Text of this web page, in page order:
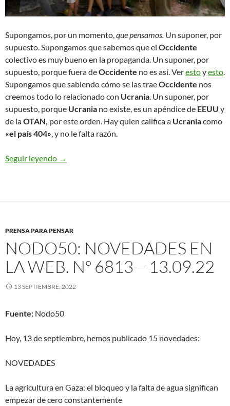
Supongamos, por un momento, que pensamos. Un suponer, por
supuesto. Supongamos que sabemos que el Occidente
colectivo es muy bueno en la propaganda. Un suponer, por
supuesto, porque fuera deOccidente no es así. Verestoyesto
Supongamos que sabiendo cómo se las traeOccidente nos
creemos todo lo relacionado con Ucrania . Un suponer, por
supuesto, porque Ucrania no existe, es un apéndice de EEUU y
de laOTAN, por este orden. Hay quien califica a Ucraniacomo
«el país 404» , y no le falta razón.
Seguir leyendo El lince. Un suponer
→
PRENSA PARA PENSAR
NODO50: NOVEDADES EN
LA WEB. Nº 6813 – 13.09.22
13 SEPTIEMBRE, 2022
Fuente: Nodo50
Hoy, 13 de septiembre, hemos publicado 15 novedades:
NOVEDADES
La agricultura en Gaza: el bloqueo y la falta de agua significan
empezar de cero constantemente